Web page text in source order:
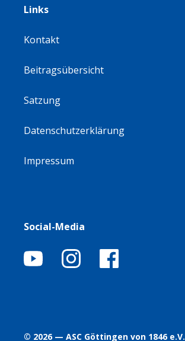
Links
Kontakt
Beitragsübersicht
Satzung
Datenschutzerklärung
Impressum
Social-Media
© 2026 — ASC Göttingen von 1846 e.V.